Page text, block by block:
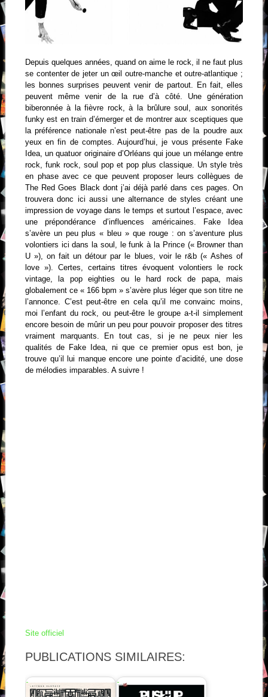
Depuis quelques années, quand on aime le rock, il ne faut plus
se contenter de jeter un œil outre-manche et outre-atlantique ;
les bonnes surprises peuvent venir de partout. En fait, elles
peuvent même venir de la rue d’à côté. Une génération
biberonnée à la fièvre rock, à la brûlure soul, aux sonorités
funky est en train d’émerger et de montrer aux sceptiques que
la préférence nationale n’est peut-être pas de la poudre aux
yeux en fin de comptes. Aujourd’hui, je vous présente Fake
Idea, un quatuor originaire d’Orléans qui joue un mélange entre
rock, funk rock, soul pop et pop plus classique. Un style très
en phase avec ce que peuvent proposer leurs collègues de
The Red Goes Black dont j’ai déjà parlé dans ces pages. On
trouvera donc ici aussi une alternance de styles créant une
impression de voyage dans le temps et surtout l’espace, avec
une prépondérance d’influences américaines. Fake Idea
s’avère un peu plus « bleu » que rouge : on s’aventure plus
volontiers ici dans la soul, le funk à la Prince (« Browner than
U »), on fait un détour par le blues, voir le r&b (« Ashes of
love »). Certes, certains titres évoquent volontiers le rock
vintage, la pop eighties ou le hard rock de papa, mais
globalement ce « 166 bpm » s’avère plus léger que son titre ne
l’annonce. C’est peut-être en cela qu’il me convainc moins,
moi l’enfant du rock, ou peut-être le groupe a-t-il simplement
encore besoin de mûrir un peu pour pouvoir proposer des titres
vraiment marquants. En tout cas, si je ne peux nier les
qualités de Fake Idea, ni que ce premier opus est bon, je
trouve qu’il lui manque encore une pointe d’acidité, une dose
de mélodies imparables. A suivre !
Site officiel
PUBLICATIONS SIMILAIRES: